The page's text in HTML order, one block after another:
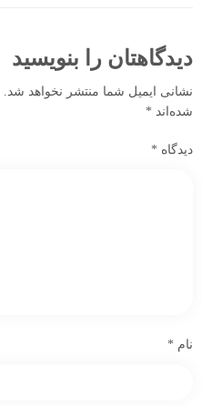
دیدگاهتان را بنویسید
نشانی ایمیل شما منتشر نخواهد شد.
شده‌اند *
دیدگاه *
نام *